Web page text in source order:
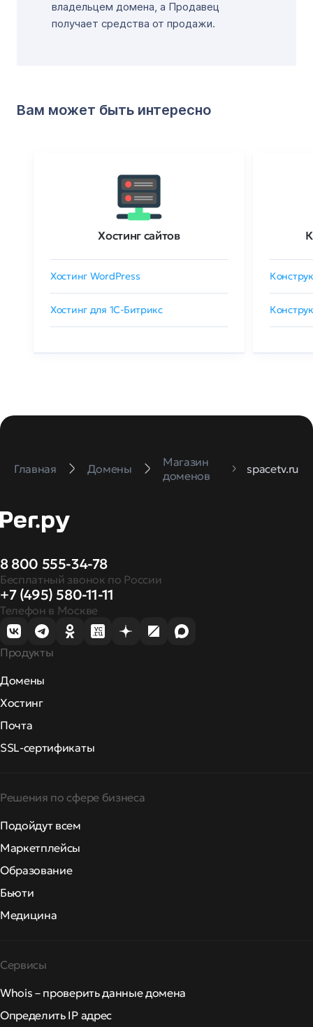
владельцем домена, а Продавец
получает средства от продажи.
Вам может быть интересно
Хостинг сайтов
Хостинг WordPress
Хостинг для 1C-Битрикс
Главная Домены
Магазин
доменов
spacetv.ru
8 800 555-34-78
Бесплатный звонок по России
+7 (495) 580-11-11
Телефон в Москве
Продукты
Домены
Хостинг
Почта
SSL-сертификаты
Решения по сфере бизнеса
Подойдут всем
Маркетплейсы
Образование
Бьюти
Медицина
Сервисы
Whois – проверить данные домена
Определить IP адрес